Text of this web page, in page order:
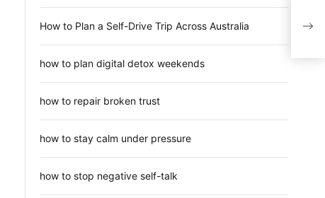
How to Plan a Self-Drive Trip Across Australia
how to plan digital detox weekends
how to repair broken trust
how to stay calm under pressure
how to stop negative self-talk